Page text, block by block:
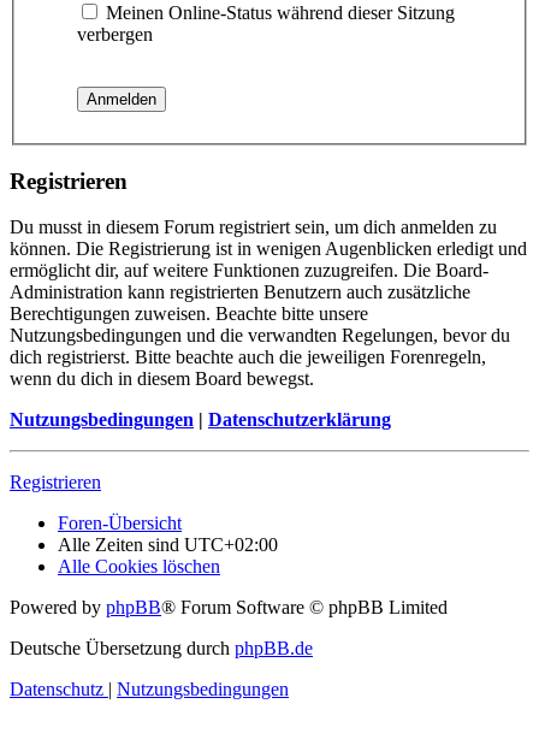
Meinen Online-Status während dieser Sitzung
verbergen
Registrieren
Du musst in diesem Forum registriert sein, um dich anmelden zu
können. Die Registrierung ist in wenigen Augenblicken erledigt und
ermöglicht dir, auf weitere Funktionen zuzugreifen. Die Board-
Administration kann registrierten Benutzern auch zusätzliche
Berechtigungen zuweisen. Beachte bitte unsere
Nutzungsbedingungen und die verwandten Regelungen, bevor du
dich registrierst. Bitte beachte auch die jeweiligen Forenregeln,
wenn du dich in diesem Board bewegst.
Nutzungsbedingungen | Datenschutzerklärung
Registrieren
Foren-Übersicht
Alle Zeiten sind UTC+02:00
Alle Cookies löschen
Powered by phpBB® Forum Software © phpBB Limited
Deutsche Übersetzung durch phpBB.de
Datenschutz | Nutzungsbedingungen